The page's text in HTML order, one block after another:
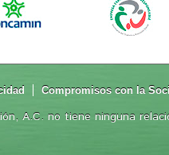
Compromisos con la
A.C. no tiene ninguna